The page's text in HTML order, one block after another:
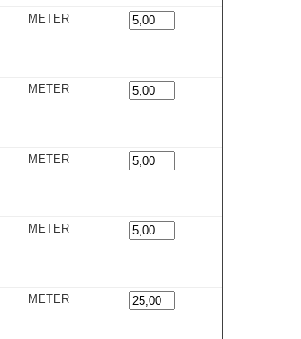
METER
METER
METER
METER
METER